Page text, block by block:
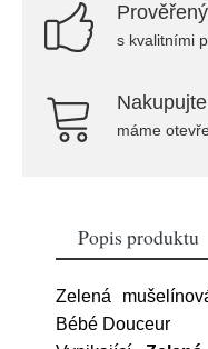
s kvalitními
máme
Popis produktu
Zelená
Bébé Douceur